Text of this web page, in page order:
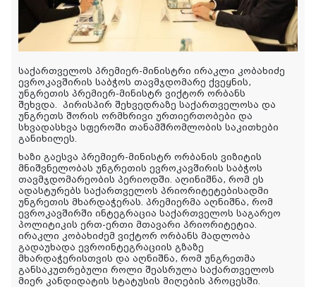
საქართველოს პრემიერ-მინისტრი ირაკლი კობახიძე
ევროკავშირის საბჭოს თავმჯდომარე ქვეყნის,
უნგრეთის პრემიერ-მინისტრ ვიქტორ ორბანს
შეხვდა. პირისპირ შეხვედრაზე საქართველოსა და
უნგრეთს შორის ორმხრივი ურთიერთობები და
სხვადასხვა სფეროში თანამშრომლობის საკითხები
განიხილეს.
ხაზი გაესვა პრემიერ-მინისტრ ორბანის ვიზიტის
მნიშვნელობას უნგრეთის ევროკავშირის საბჭოს
თავმჯდომარეობის პერიოდში. აღინიშნა, რომ ეს
ადასტურებს საქართველოს პრიორიტეტებისადმი
უნგრეთის მხარდაჭერას. პრემიერმა აღნიშნა, რომ
ევროკავშირში ინტეგრაცია საქართველოს საგარეო
პოლიტიკის ერთ-ერთი მთავარი პრიორიტეტია.
ირაკლი კობახიძემ ვიქტორ ორბანს მადლობა
გადაუხადა ევროინტეგრაციის გზაზე
მხარდაჭერისთვის და აღნიშნა, რომ უნგრეთმა
განსაკუთრებული როლი შეასრულა საქართველოს
მიერ კანდიდატის სტატუსის მიღების პროცესში.